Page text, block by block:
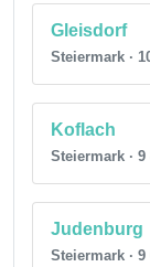
Gleisdorf
Steiermark ·
Koflach
Steiermark ·
Judenburg
Steiermark ·